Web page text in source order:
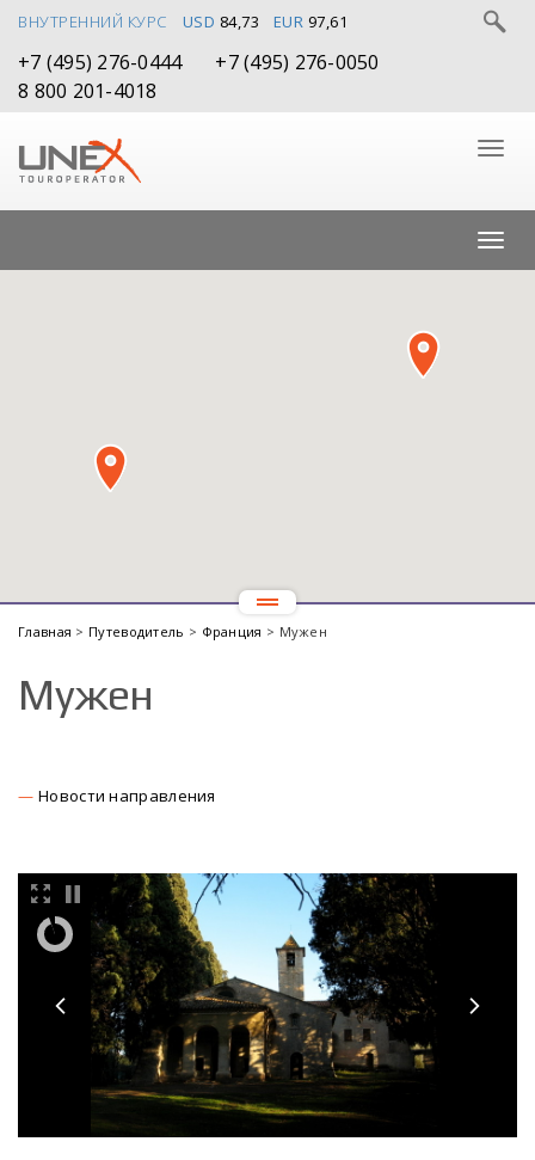
ВНУТРЕННИЙ КУРС USD 84,73 EUR 97,61
+7 (495) 276-0444
+7 (495) 276-0050
8 800 201-4018
Главная > Путеводитель > Франция > Мужен
Мужен
Новости направления